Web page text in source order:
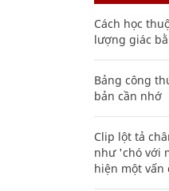
Cách học
lượng giác
Bảng công
bản cần nhớ
Clip lột tả
như 'chó với
hiện một vấn